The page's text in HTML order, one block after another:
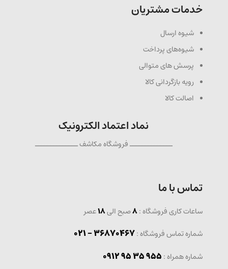
خدمات مشتریان
شیوه ارسال
شیوه‌های پرداخت
پرسش های متوالی
رویه بازگردانی کالا
اصالت کالا
نماد اعتماد الکترونیک
ــــــــــــــ فروشگاه مکاشف ــــــــــــــ
تماس با ما
ساعات کاری فروشگاه :8صبح الی18عصر
شماره تماس فروشگاه :36870467 - 021
0912 95 35 955 : شماره همراه